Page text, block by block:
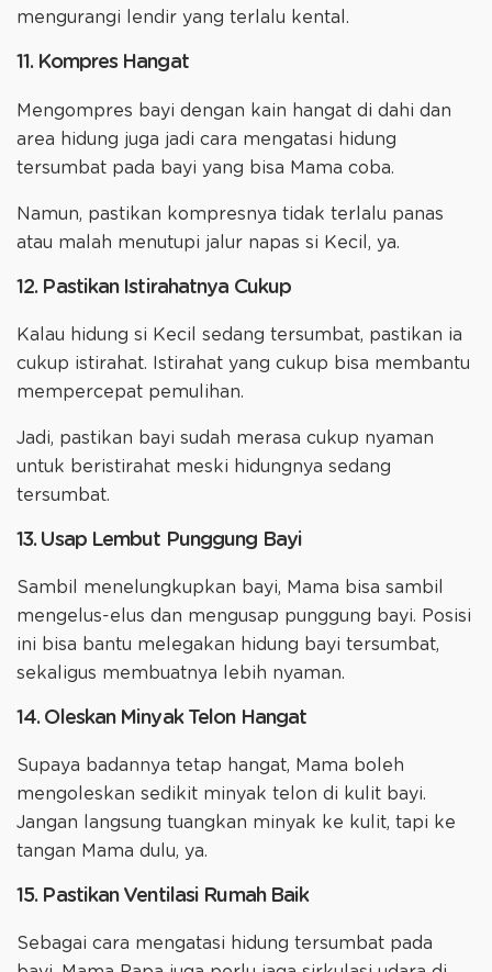
mengurangi lendir yang terlalu kental.
11. Kompres Hangat
Mengompres bayi dengan kain hangat di dahi dan
area hidung juga jadi cara mengatasi hidung
tersumbat pada bayi yang bisa Mama coba.
Namun, pastikan kompresnya tidak terlalu panas
atau malah menutupi jalur napas si Kecil, ya.
12. Pastikan Istirahatnya Cukup
Kalau hidung si Kecil sedang tersumbat, pastikan ia
cukup istirahat. Istirahat yang cukup bisa membantu
mempercepat pemulihan.
Jadi, pastikan bayi sudah merasa cukup nyaman
untuk beristirahat meski hidungnya sedang
tersumbat.
13. Usap Lembut Punggung Bayi
Sambil menelungkupkan bayi, Mama bisa sambil
mengelus-elus dan mengusap punggung bayi. Posisi
ini bisa bantu melegakan hidung bayi tersumbat,
sekaligus membuatnya lebih nyaman.
14. Oleskan Minyak Telon Hangat
Supaya badannya tetap hangat, Mama boleh
mengoleskan sedikit minyak telon di kulit bayi.
Jangan langsung tuangkan minyak ke kulit, tapi ke
tangan Mama dulu, ya.
15. Pastikan Ventilasi Rumah Baik
Sebagai cara mengatasi hidung tersumbat pada